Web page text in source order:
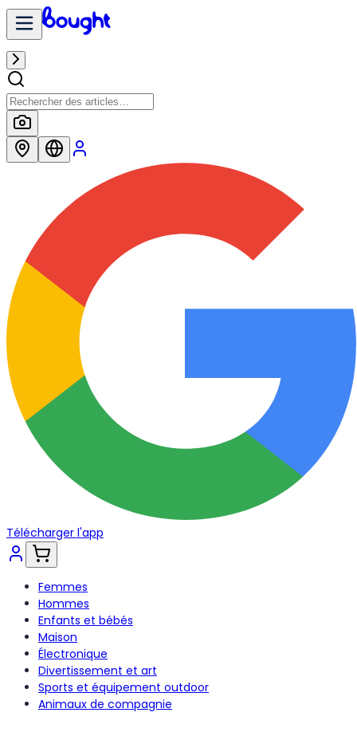
Télécharger l'app
Femmes
Hommes
Enfants et bébés
Maison
Électronique
Divertissement et art
Sports et équipement outdoor
Animaux de compagnie